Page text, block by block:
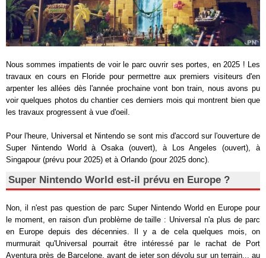
Nous sommes impatients de voir le parc ouvrir ses portes, en 2025 ! Les
travaux en cours en Floride pour permettre aux premiers visiteurs d'en
arpenter les allées dès l'année prochaine vont bon train, nous avons pu
voir quelques photos du chantier ces derniers mois qui montrent bien que
les travaux progressent à vue d'oeil.
Pour l'heure, Universal et Nintendo se sont mis d'accord sur l'ouverture de
Super Nintendo World à Osaka (ouvert), à Los Angeles (ouvert), à
Singapour (prévu pour 2025) et à Orlando (pour 2025 donc).
Super Nintendo World est-il prévu en Europe ?
Non, il n'est pas question de parc Super Nintendo World en Europe pour
le moment, en raison d'un problème de taille : Universal n'a plus de parc
en Europe depuis des décennies. Il y a de cela quelques mois, on
murmurait qu'Universal pourrait être intéressé par le rachat de Port
Aventura près de Barcelone, avant de jeter son dévolu sur un terrain... au